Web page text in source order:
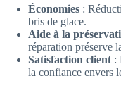
Économies :
bris de glace.
Aide à la
réparation préserve
Satisfaction client :
la confiance envers